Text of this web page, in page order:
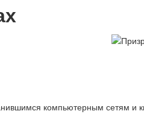
компьютерным сетям